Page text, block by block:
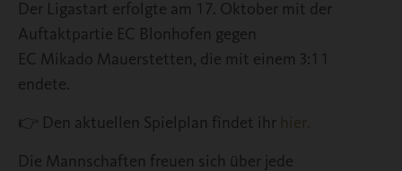
Der Ligastart erfolgte am 17. Oktober mit der
Auftaktpartie EC Blonhofen gegen
EC Mikado Mauerstetten, die mit einem 3:11
endete.
👉 Den aktuellen Spielplan findet ihr hier.
Die Mannschaften freuen sich über jede